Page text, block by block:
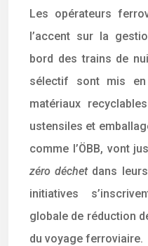
Les opérateurs
l’accent sur la
bord des trains de
sélectif sont mis en
matériaux
ustensiles et
comme l’ÖBB, vont
zéro déchet dans
initiatives
globale de réduction
du voyage ferroviaire.